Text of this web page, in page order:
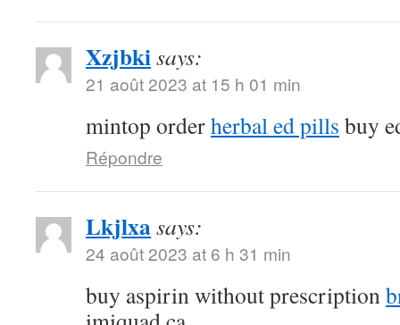
Xzjbkisays:
21 août 2023 at 15 h 01 min
mintop orderherbal ed pills buy
Répondre
Lkjlxasays:
24 août 2023 at 6 h 31 min
buy aspirin without prescription